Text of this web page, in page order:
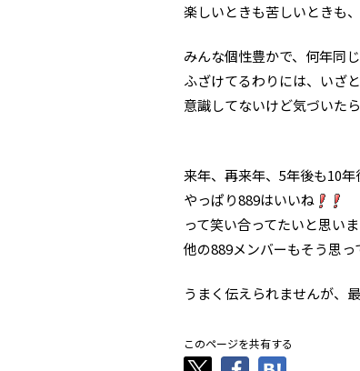
楽しいときも苦しいときも
みんな個性豊かで、何年同
ふざけてるわりには、いざ
意識してないけど気づいた
来年、再来年、5年後も10年
やっぱり889はいいね
って笑い合ってたいと思い
他の889メンバーもそう思
うまく伝えられませんが、
このページを共有する